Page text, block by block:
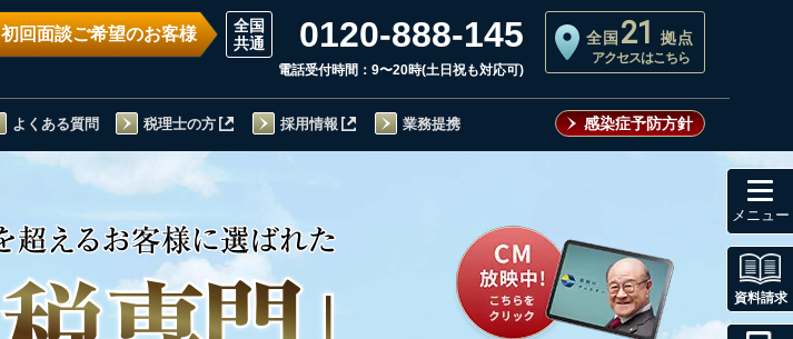
初回面談ご希望のお客様 0120-888-145
電話受付時間：9〜20時(土日祝も対応可)
全国 21 拠点
アクセスはこちら
よくある質問 税理士の方 採用情報 業務提携 感染症予防方針
資料請求